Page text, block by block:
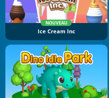
NOUVEAU
Ice Cream Inc